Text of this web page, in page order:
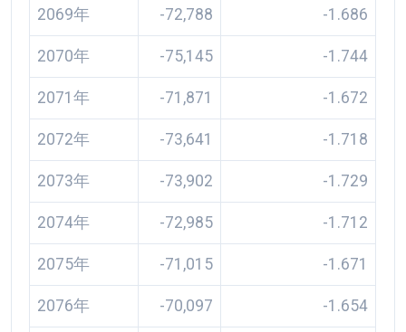
2069年 -72,788 -1.686
2070年 -75,145 -1.744
2071年 -71,871 -1.672
2072年 -73,641 -1.718
2073年 -73,902 -1.729
2074年 -72,985 -1.712
2075年 -71,015 -1.671
2076年 -70,097 -1.654